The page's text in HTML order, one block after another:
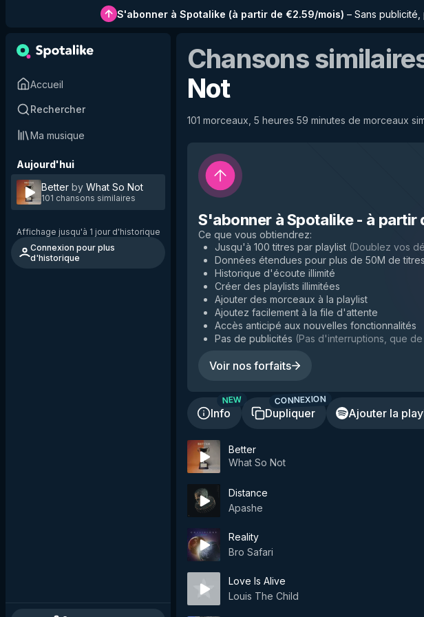
S'abonner à Spotalike (à partir de €2.59/mois) – Sans
Accueil
Rechercher
Ma musique
Aujourd'hui
Better by What So Not
101 chansons similaires
Affichage jusqu'à 1 jour d'historique
Connexion pour plus
d'historique
Chansons
Not
101 morceaux, 5 heures 59 minutes de morceaux
S'abonner à Spotalike- à partir
Ce que vous obtiendrez:
Jusqu'à 100 titres par playlist (Doublez vos
Données étendues pour plus de 50M de titres
Historique d'écoute illimité
Créer des playlists illimitées
Ajouter des morceaux à la playlist
Ajoutez facilement à la file d'attente
Accès anticipé aux nouvelles fonctionnalités
Pas de publicités (Pas d'interruptions, que de
Voir nos forfaits
Info
NEW
Dupliquer
CONNEXION
Ajouter la
Better
What So Not
Distance
Apashe
Reality
Bro Safari
Love Is Alive
Louis The Child